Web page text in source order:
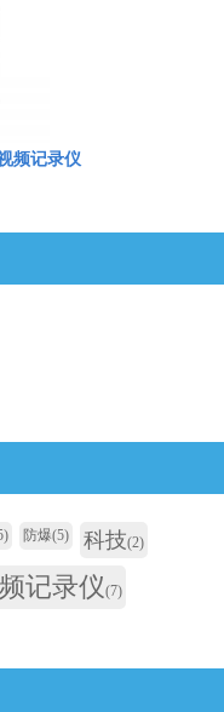
频记录仪
防爆(5) 科技(2)
记录仪(7)